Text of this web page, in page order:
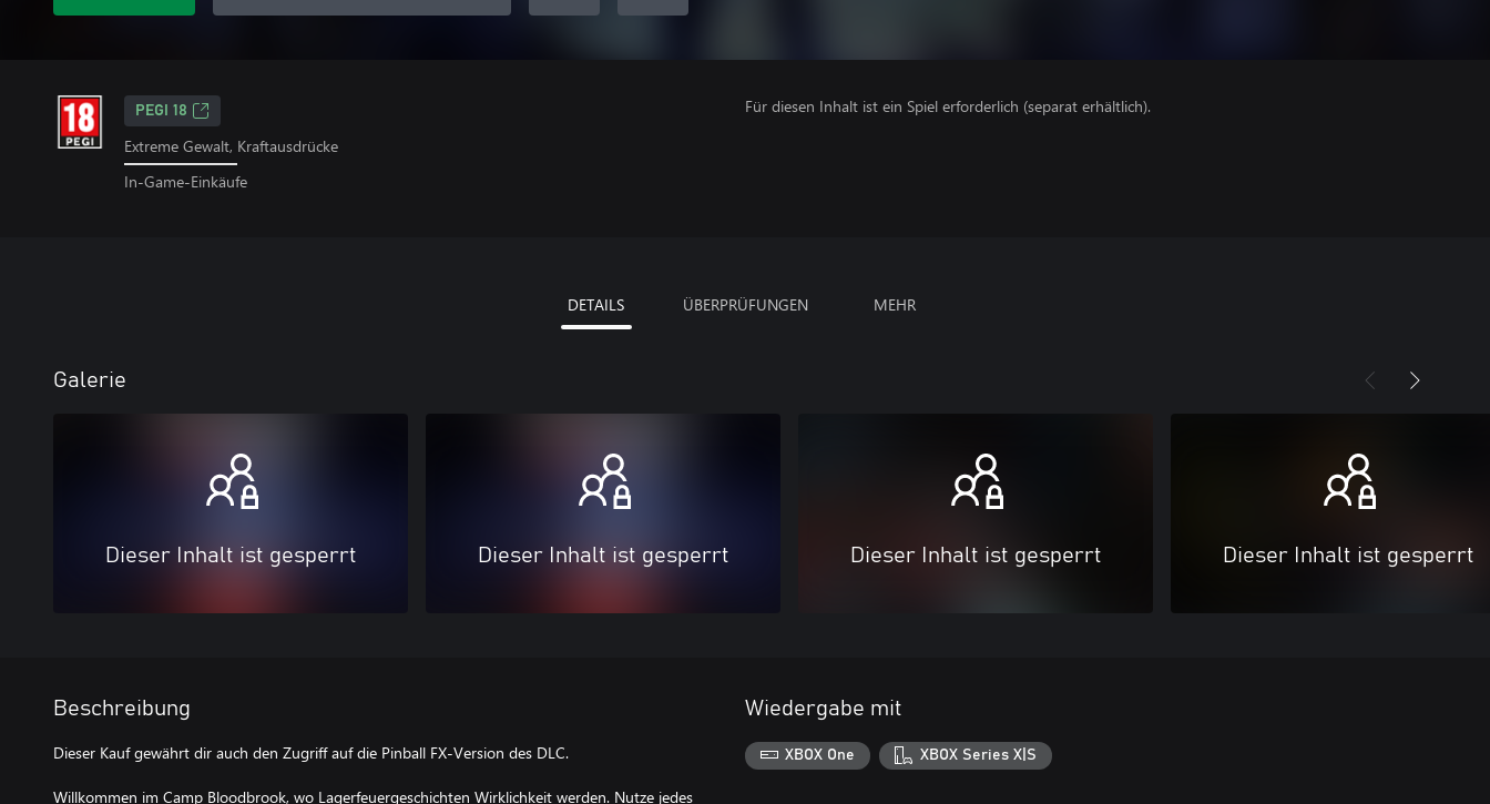
PEGI 18
Extreme Gewalt, Kraftausdrücke
In-Game-Einkäufe
Für diesen Inhalt ist ein Spiel erforderlich (separat erhältlich).
DETAILS ÜBERPRÜFUNGEN MEHR
Galerie
Dieser Inhalt ist gesperrt Dieser Inhalt ist gesperrt Dieser Inhalt ist gesperrt Dieser Inhalt ist gesperrt
Beschreibung
Dieser Kauf gewährt dir auch den Zugriff auf die Pinball FX-Version des DLC.
Willkommen im Camp Bloodbrook, wo Lagerfeuergeschichten Wirklichkeit werden. Nutze jedes
Wiedergabe mit
XBOX One XBOX Series X|S